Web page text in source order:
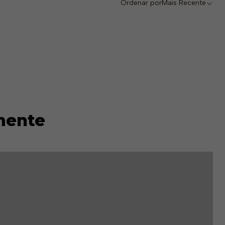
Ordenar porMais Recente